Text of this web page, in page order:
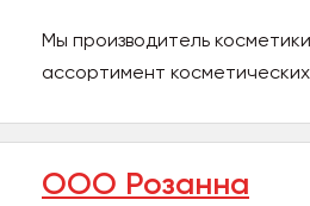
Мы производитель
ассортимент
ООО Розанна